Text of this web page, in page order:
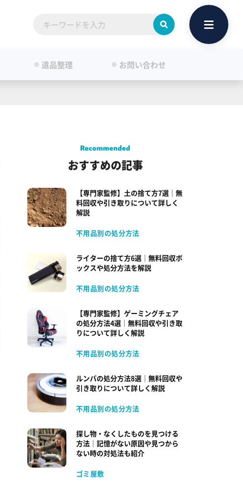
遺品整理 お問い合わせ
おすすめの記事
【専門家監修】土の捨て方7選｜無
料回収や引き取りについて詳しく
解説
不用品別の処分方法
ライターの捨て方6選｜無料回収ボ
ックスや処分方法を解説
不用品別の処分方法
【専門家監修】ゲーミングチェア
の処分方法4選｜無料回収や引き取
りについて詳しく解説
不用品別の処分方法
ルンバの処分方法8選｜無料回収や
引き取りについて詳しく解説
不用品別の処分方法
探し物・なくしたものを見つける
方法｜記憶がない原因や見つから
ない時の対処法も紹介
ゴミ屋敷